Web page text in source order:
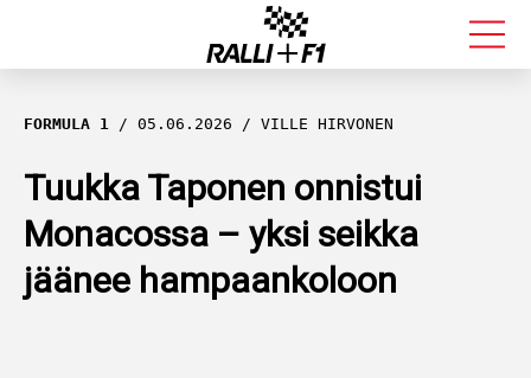
FORMULA 1
RALLI
KALLE ROVANPERÄ
VALTTERI BOTTAS
FORMULA 1 05.06.2026 VILLE HIRVONEN
Tuukka Taponen onnistui
Monacossa – yksi seikka
jäänee hampaankoloon